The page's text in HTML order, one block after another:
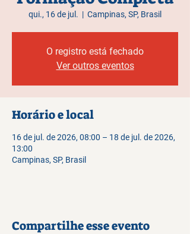
qui., 16 de jul.
  |
Campinas, SP, Brasil
O registro está fechado
Ver outros eventos
Horário e local
16 de jul. de 2026, 08:00 – 18 de jul. de 2026,
13:00
Campinas, SP, Brasil
Compartilhe esse evento